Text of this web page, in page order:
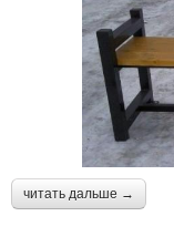
читать дальше →